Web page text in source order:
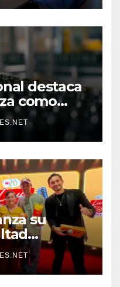
Mes
destaca
como
su
a
más